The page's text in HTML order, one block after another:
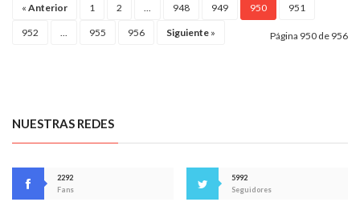
« Anterior 1 2 948 949 950 951
952 955 956 Siguiente » Página 950 de 956
NUESTRAS REDES
2292
Fans
5992
Seguidores